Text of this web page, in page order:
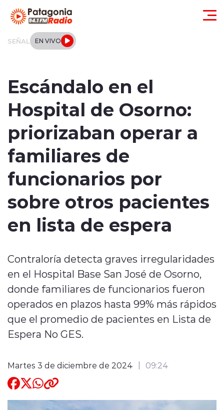
SEÑAL EN VIVO
Local
Tendencias
Internacional
Deportes
Entrevistas
modo claro
Escándalo en el
Hospital de Osorno:
priorizaban operar a
familiares de
funcionarios por
sobre otros pacientes
en lista de espera
Contraloría detecta graves irregularidades
en el Hospital Base San José de Osorno,
donde familiares de funcionarios fueron
operados en plazos hasta 99% más rápidos
que el promedio de pacientes en Lista de
Espera No GES.
Martes 3 de diciembre de 2024 09:24